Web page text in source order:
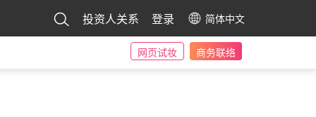
投资人关系 登录 简体中文
网页试妆 商务联络